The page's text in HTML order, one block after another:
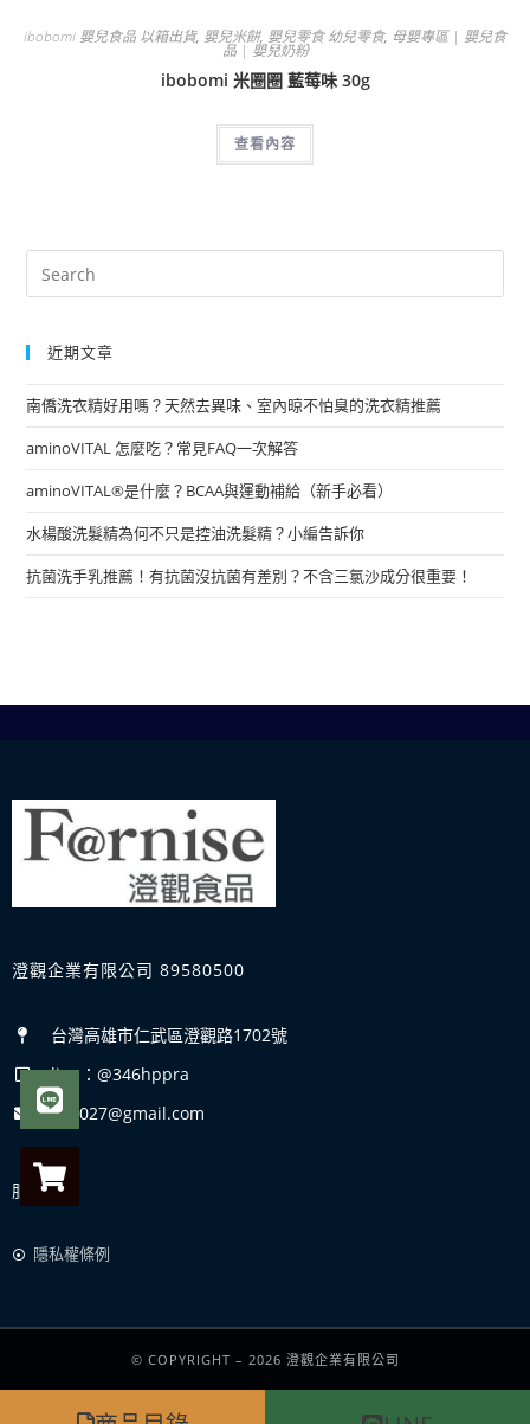
ibobomi 嬰兒食品 以箱出貨, 嬰兒米餅, 嬰兒零食 幼兒零食, 母嬰專區 | 嬰兒食
品 | 嬰兒奶粉
ibobomi 米圈圈 藍莓味 30g
查看內容
近期文章
南僑洗衣精好用嗎？天然去異味、室內晾不怕臭的洗衣精推薦
aminoVITAL 怎麼吃？常見FAQ一次解答
aminoVITAL®是什麼？BCAA與運動補給（新手必看）
水楊酸洗髮精為何不只是控油洗髮精？小編告訴你
抗菌洗手乳推薦！有抗菌沒抗菌有差別？不含三氯沙成分很重要！
澄觀企業有限公司 89580500
台灣高雄市仁武區澄觀路1702號
line：@346hppra
uz1027@gmail.com
服務
隱私權條例
© COPYRIGHT – 2026 澄觀企業有限公司